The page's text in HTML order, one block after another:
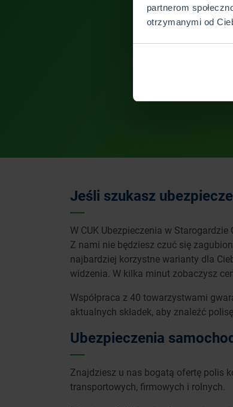
partnerom
otrzymanymi od
Jeśli szukasz
W CUK Ubezpieczenia w
Z nami nie będziesz czuć się
najbardziej korzystne warianty dla
widzenia. W kilka minut zobaczysz
Współpraca z 40 towarzystwami
aktualnych składek, aby znaleźć
Ubezpieczenia
Znajdziesz u nas bogatą ofertę polis
transportowych, firmowych i rolnych.